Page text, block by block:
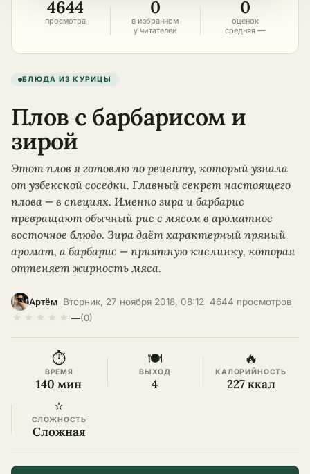
4644
просмотра
0
в избранном
у читателей
0
оценок
средняя —
БЛЮДА ИЗ КУРИЦЫ
Плов с барбарисом и
зирой
Этот плов я готовлю по рецепту, который узнала
от узбекской соседки. Главный секрет настоящего
плова — в специях. Именно зира и барбарис
превращают обычный рис с мясом в ароматное
восточное блюдо. Зира даёт характерный пряный
аромат, а барбарис — приятную кислинку, которая
оттеняет жирность мяса.
Артём Вторник, 27 ноября 2018, 08:12 4644 просмотров
★ ★ ★ ★ ★ —(0)
⏱
ВРЕМЯ
140 мин
🍽
ВЫХОД
4
🔥
КАЛОРИЙНОСТЬ
227 ккал
⭐
СЛОЖНОСТЬ
Сложная